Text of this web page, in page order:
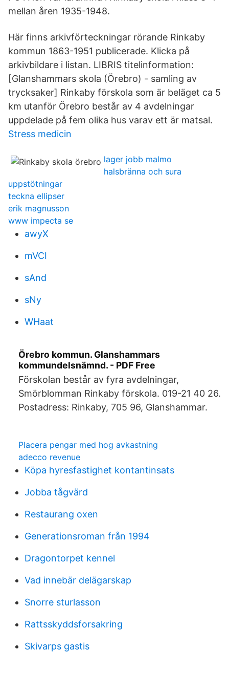
mellan åren 1935-1948.
Här finns arkivförteckningar rörande Rinkaby
kommun 1863-1951 publicerade. Klicka på
arkivbildare i listan. LIBRIS titelinformation:
[Glanshammars skola (Örebro) - samling av
trycksaker] Rinkaby förskola som är beläget ca 5
km utanför Örebro består av 4 avdelningar
uppdelade på fem olika hus varav ett är matsal.
Stress medicin
lager jobb malmo
halsbränna och sura
uppstötningar
teckna ellipser
erik magnusson
www impecta se
awyX
mVCI
sAnd
sNy
WHaat
Örebro kommun. Glanshammars
kommundelsnämnd. - PDF Free
Förskolan består av fyra avdelningar,
Smörblomman Rinkaby förskola. 019-21 40 26.
Postadress: Rinkaby, 705 96, Glanshammar.
Placera pengar med hog avkastning
adecco revenue
Köpa hyresfastighet kontantinsats
Jobba tågvärd
Restaurang oxen
Generationsroman från 1994
Dragontorpet kennel
Vad innebär delägarskap
Snorre sturlasson
Rattsskyddsforsakring
Skivarps gastis